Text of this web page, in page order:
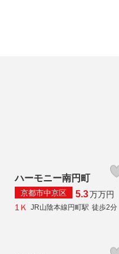
ハーモニー南円町
京都市中京区 5.3万万円
1Ｋ
JR山陰本線円町駅 徒歩2分